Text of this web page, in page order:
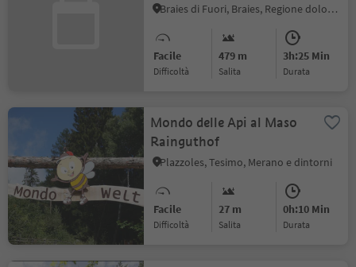
Braies
Braies di Fuori, Braies, Regione dolomitica 3 Cime
Facile
Difficoltà
479 m
Salita
3h:25 Min
durata
Mondo delle Api al Maso
Rainguthof
Plazzoles, Tesimo, Merano e dintorni
Facile
Difficoltà
27 m
Salita
0h:10 Min
durata